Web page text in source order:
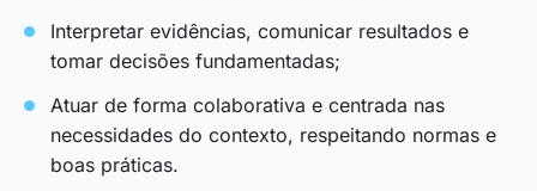
Interpretar evidências, comunicar resultados e
tomar decisões fundamentadas;
Atuar de forma colaborativa e centrada nas
necessidades do contexto, respeitando normas e
boas práticas.